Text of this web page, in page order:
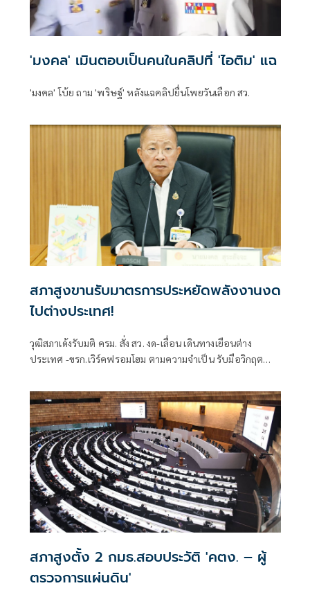
'มงคล' เมินตอบเป็นคนในคลิปที่ 'ไอติม' แฉ
'มงคล' โบ้ย ถาม 'พริษฐ์' หลังแฉคลิปยื่นโพยวันเลือก สว.
สภาสูงขานรับมาตรการประหยัดพลังงานงด
ไปต่างประเทศ!
วุฒิสภาเด้งรับมติ ครม. สั่ง สว. งด-เลื่อน เดินทางเยือนต่าง
ประเทศ -ขรก.เวิร์คฟรอมโฮม ตามความจำเป็น รับมือวิกฤต
สภาสูงตั้ง 2 กมธ.สอบประวัติ 'คตง. – ผู้
ตรวจการแผ่นดิน'